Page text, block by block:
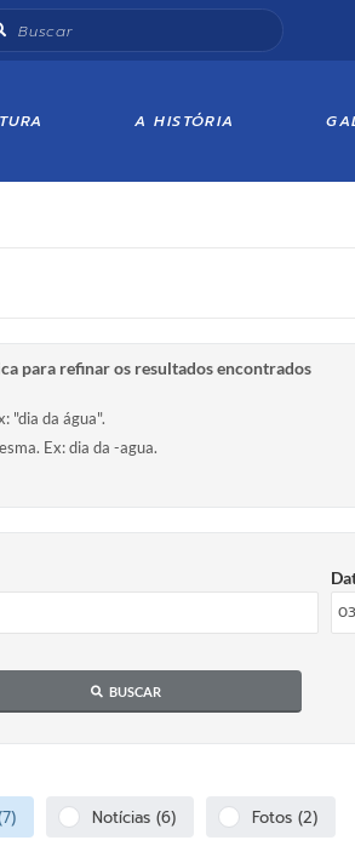
A HISTÓRIA
para refinar os resultados encontrados
"dia da água".
Ex: dia da -agua.
BUSCAR
Notícias (6) Fotos (2)